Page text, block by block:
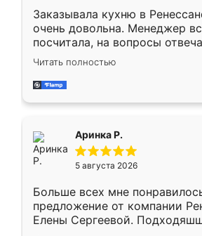
Заказывала кухню в
очень довольна. Менеджер
посчитала, на вопросы
Замерщик приехал в субботу,
делу со всей
за день, ребята работали
Читать полностью
Аринка Р.
5 августа 2026
Больше всех мне
предложение от компании
Елены Сергеевой.